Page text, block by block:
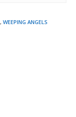
, WEEPING ANGELS